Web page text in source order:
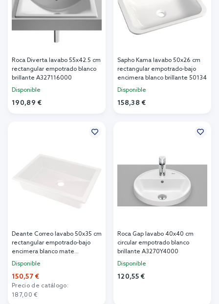
Roca Diverta lavabo 55x42.5 cm
rectangular empotrado blanco
brillante A327116000
Disponible
190,89 €
Sapho Kama lavabo 50x26 cm
rectangular empotrado-bajo
encimera blanco brillante 50134
Disponible
158,38 €
Deante Correo lavabo 50x35 cm
rectangular empotrado-bajo
encimera blanco mate
CQR_AU5U
Disponible
150,57 €
Precio de catálogo:
187,00 €
Roca Gap lavabo 40x40 cm
circular empotrado blanco
brillante A3270Y4000
Disponible
120,55 €